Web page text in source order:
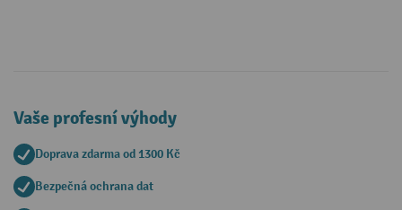
Vaše profesní výhody
Doprava zdarma od 1300 Kč
Bezpečná ochrana dat